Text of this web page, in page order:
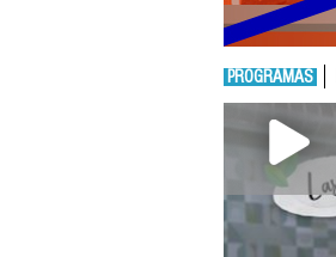
PROGRAMAS